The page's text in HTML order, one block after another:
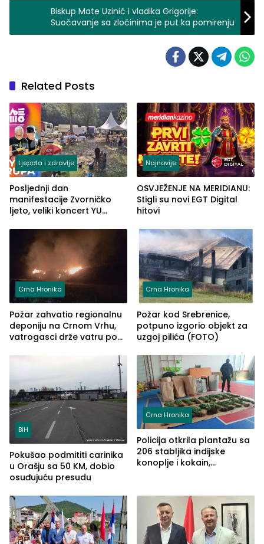
Biskup Mate Uzinić i vladika Grigorije:
Suočavanje sa zločinima je put ka pomirenju
Related Posts
Ljepota i zdravlje
Posljednji dan
manifestacije Zvorničko
ljeto, veliki koncert YU
ove godine
Najnovije
OSVJEŽENJE NA MERIDIANU:
Stigli su novi EGT Digital
hitovi
Crna Hronika
Požar zahvatio regionalnu
deponiju na Crnom Vrhu,
vatrogasci drže vatru pod
Crna Hronika
Požar kod Srebrenice,
potpuno izgorio objekt za
uzgoj pilića (FOTO)
BiH
Pokušao podmititi carinika
u Orašju sa 50 KM, dobio
osuđujuću presudu
Crna Hronika
Policija otkrila plantažu sa
206 stabljika indijske
konoplje i kokain,